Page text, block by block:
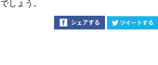
しょう。